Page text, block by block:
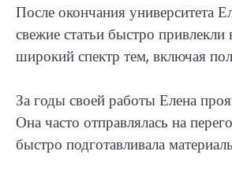
После окончания университета
свежие статьи быстро
широкий спектр тем, включая
За годы своей работы Елена
Она часто отправлялась на
быстро подготавливала